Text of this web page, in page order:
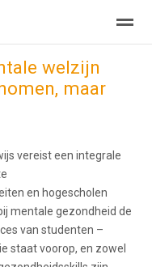
adverteren
welzijn
maar
vereist een integrale
en hogescholen
mentale gezondheid de
van studenten –
staat voorop, en zowel